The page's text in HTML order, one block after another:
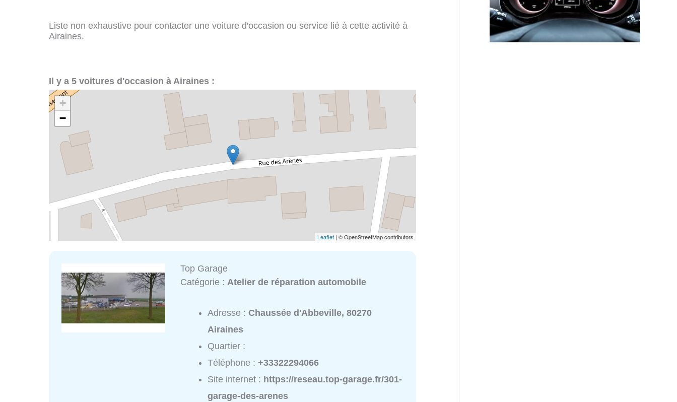
Liste non exhaustive pour contacter une voiture d'occasion ou service lié à cette activité à
Airaines.
Il y a 5 voitures d'occasion à Airaines :
+
−
Leaflet | © OpenStreetMap contributors
Top Garage
Catégorie : Atelier de réparation automobile
Adresse :Chaussée d'Abbeville, 80270
Airaines
Quartier :
Téléphone :+33322294066
Site internet : https://reseau.top-garage.fr/301-
garage-des-arenes